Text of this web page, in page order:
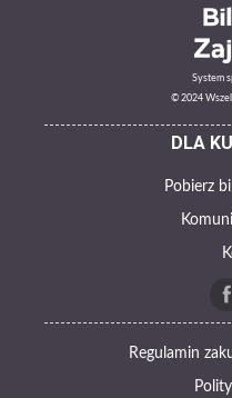
System
© 2024
DLA
Pobierz
Regulamin